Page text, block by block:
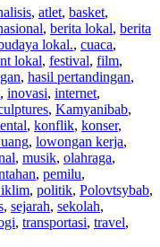
, atlet, basket,
, berita lokal, berita
lokal., cuaca,
lokal, festival, film,
, hasil pertandingan,
, inovasi, internet,
, Kamyanibab,
, konflik, konser,
, lowongan kerja,
, musik, olahraga,
, pemilu,
iklim, politik, Polovtsybab,
, sejarah, sekolah,
, transportasi, travel,